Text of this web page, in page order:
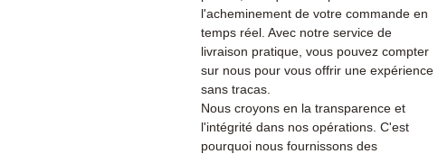
l'acheminement de votre commande en
temps réel. Avec notre service de
livraison pratique, vous pouvez compter
sur nous pour vous offrir une expérience
sans tracas.
Nous croyons en la transparence et
l'intégrité dans nos opérations. C'est
pourquoi nous fournissons des